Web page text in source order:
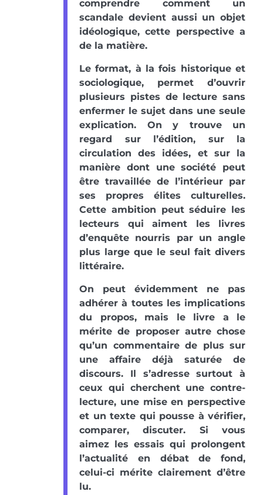
comprendre comment un
scandale devient aussi un objet
idéologique, cette perspective a
de la matière.
Le format, à la fois historique et
sociologique, permet d’ouvrir
plusieurs pistes de lecture sans
enfermer le sujet dans une seule
explication. On y trouve un
regard sur l’édition, sur la
circulation des idées, et sur la
manière dont une société peut
être travaillée de l’intérieur par
ses propres élites culturelles.
Cette ambition peut séduire les
lecteurs qui aiment les livres
d’enquête nourris par un angle
plus large que le seul fait divers
littéraire.
On peut évidemment ne pas
adhérer à toutes les implications
du propos, mais le livre a le
mérite de proposer autre chose
qu’un commentaire de plus sur
une affaire déjà saturée de
discours. Il s’adresse surtout à
ceux qui cherchent une contre-
lecture, une mise en perspective
et un texte qui pousse à vérifier,
comparer, discuter. Si vous
aimez les essais qui prolongent
l’actualité en débat de fond,
celui-ci mérite clairement d’être
lu.